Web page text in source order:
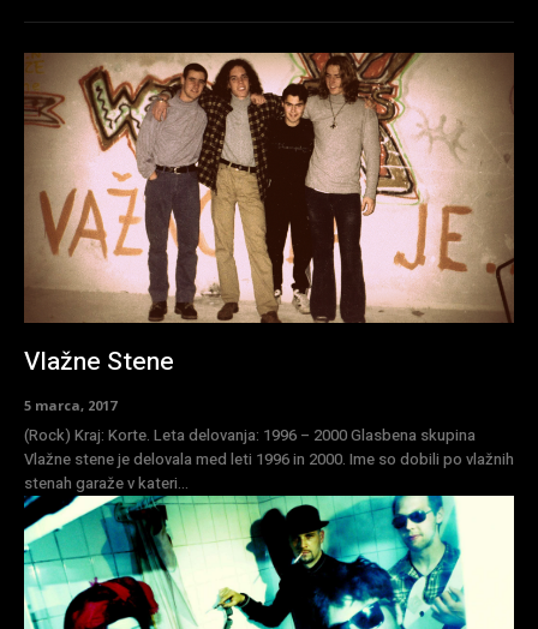
Vlažne Stene
5 marca, 2017
(Rock) Kraj: Korte. Leta delovanja: 1996 – 2000 Glasbena skupina
Vlažne stene je delovala med leti 1996 in 2000. Ime so dobili po vlažnih
stenah garaže v kateri...